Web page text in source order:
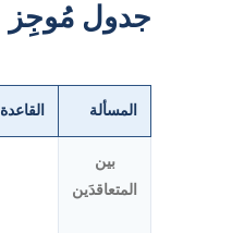
جدول مُوجِز
المسألة القاعدة
بين
المتعاقدَين